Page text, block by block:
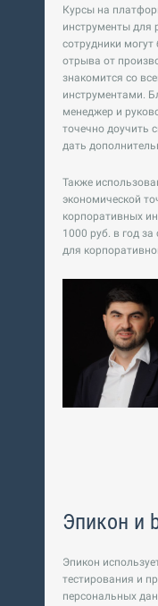
Курсы на
инструменты для
сотрудники могут
отрыва от
знакомится со
инструментами.
менеджер и
точечно доучить
дать
Также
экономической
корпоративных
1000 руб. в год
для
Эпикон и
Эпикон
тестирования и
персональных